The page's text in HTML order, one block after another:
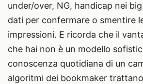
under/over, NG, handicap nei
dati per confermare o smentire
impressioni. E ricorda che il
che hai non è un modello
conoscenza quotidiana di un
algoritmi dei bookmaker